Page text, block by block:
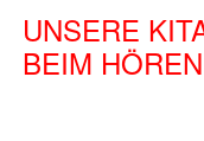
UNSERE
BEIM